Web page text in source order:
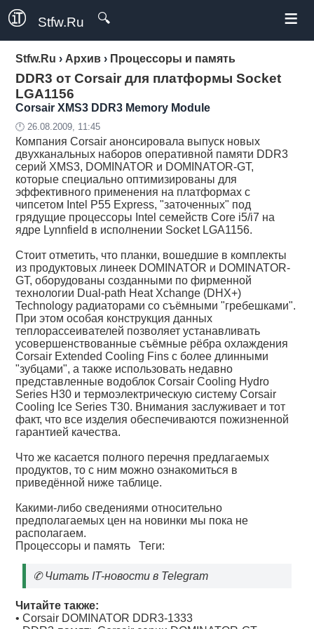
Stfw.Ru 🔍 ≡
Stfw.Ru › Архив › Процессоры и память
DDR3 от Corsair для платформы Socket
LGA1156
Corsair XMS3 DDR3 Memory Module
🕛 26.08.2009, 11:45
Компания Corsair анонсировала выпуск новых
двухканальных наборов оперативной памяти DDR3
серий XMS3, DOMINATOR и DOMINATOR-GT,
которые специально оптимизированы для
эффективного применения на платформах с
чипсетом Intel P55 Express, "заточенных" под
грядущие процессоры Intel семейств Core i5/i7 на
ядре Lynnfield в исполнении Socket LGA1156.
Стоит отметить, что планки, вошедшие в комплекты
из продуктовых линеек DOMINATOR и DOMINATOR-
GT, оборудованы созданными по фирменной
технологии Dual-path Heat Xchange (DHX+)
Technology радиаторами со съёмными "гребешками".
При этом особая конструкция данных
теплорассеивателей позволяет устанавливать
усовершенствованные съёмные рёбра охлаждения
Corsair Extended Cooling Fins с более длинными
"зубцами", а также использовать недавно
представленные водоблок Corsair Cooling Hydro
Series H30 и термоэлектрическую систему Corsair
Cooling Ice Series T30. Внимания заслуживает и тот
факт, что все изделия обеспечиваются пожизненной
гарантией качества.
Что же касается полного перечня предлагаемых
продуктов, то с ним можно ознакомиться в
приведённой ниже таблице.
Какими-либо сведениями относительно
предполагаемых цен на новинки мы пока не
располагаем.
Процессоры и память Теги:
✆Читать IT-новости в Telegram
Читайте также:
•Corsair DOMINATOR DDR3-1333